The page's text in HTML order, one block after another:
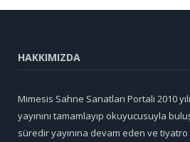
HAKKIMIZDA
Mimesis Sahne Sanatları Portali 2010
yayınını tamamlayıp okuyucusuyla
süredir yayınına devam eden ve